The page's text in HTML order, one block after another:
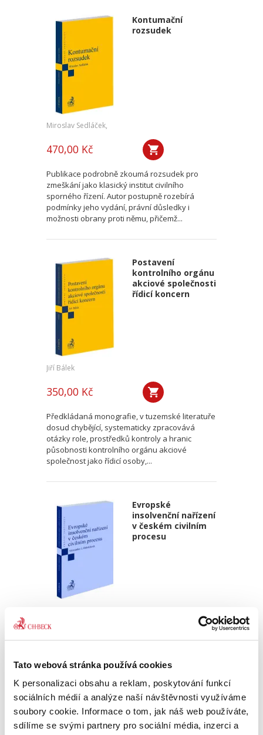
Tato webová stránka používá cookies
K personalizaci obsahu a reklam, poskytování funkcí
sociálních médií a analýze naší návštěvnosti využíváme
soubory cookie. Informace o tom, jak náš web používáte,
sdílíme se svými partnery pro sociální média, inzerci a
Kontumační
rozsudek
Miroslav Sedláček,
470,00 Kč
Publikace podrobně zkoumá rozsudek pro
zmeškání jako klasický institut civilního
sporného řízení. Autor postupně rozebírá
podmínky jeho vydání, právní důsledky i
možnosti obrany proti němu, přičemž...
Postavení
kontrolního orgánu
akciové společnosti
řídicí koncern
Jiří Bálek
350,00 Kč
Předkládaná monografie, v tuzemské literatuře
dosud chybějící, systematicky zpracovává
otázky role, prostředků kontroly a hranic
působnosti kontrolního orgánu akciové
společnost jako řídicí osoby,...
Evropské
insolvenční nařízení
v českém civilním
procesu
690,00 Kč
Publikace navazuje na druhé vydání autorova
podrobného komentáře k Nařízení 2015/848 o
insolvenčním řízení, který vyšel v české verzi u
C. H. Beck v roce 2020. Zmíněný komentář byl
zpracován v...